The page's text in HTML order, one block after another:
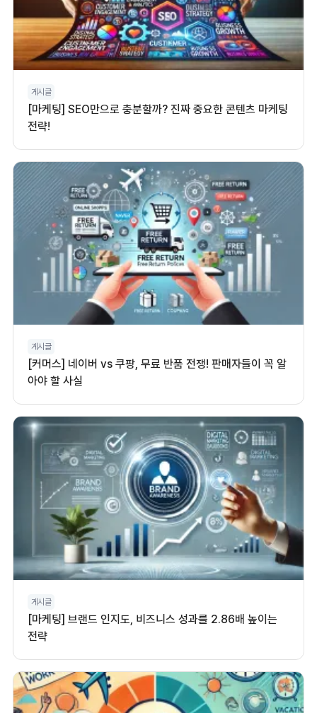
게시글
[마케팅] SEO만으로 충분할까? 진짜 중요한 콘텐츠 마케팅
전략!
게시글
[커머스] 네이버 vs 쿠팡, 무료 반품 전쟁! 판매자들이 꼭 알
아야 할 사실
게시글
[마케팅] 브랜드 인지도, 비즈니스 성과를 2.86배 높이는
전략